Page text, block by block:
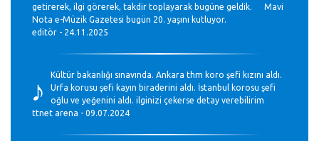
getirerek, ilgi görerek, takdir toplayarak bugüne geldik. Mavi
Nota e-Müzik Gazetesi bugün 20. yaşını kutluyor.
editör - 24.11.2025
♪
Kültür bakanlığı sınavında. Ankara thm koro şefi kızını aldı.
Urfa korusu şefi kayın biraderini aldı. İstanbul korosu şefi
oğlu ve yeğenini aldı. ilginizi çekerse detay verebilirim
ttnet arena - 09.07.2024